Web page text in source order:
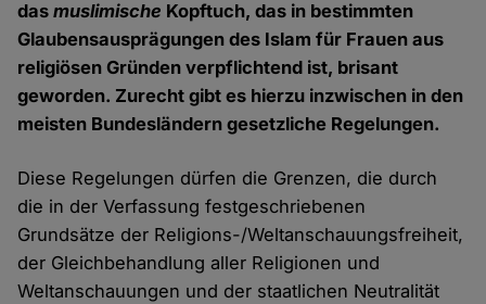
dasmuslimische Kopftuch, das in bestimmten
Glaubensausprägungen des Islam für Frauen aus
religiösen Gründen verpflichtend ist, brisant
geworden. Zurecht gibt es hierzu inzwischen in den
meisten Bundesländern gesetzliche Regelungen.
Diese Regelungen dürfen die Grenzen, die durch
die in der Verfassung festgeschriebenen
Grundsätze der Religions-/Weltanschauungsfreiheit,
der Gleichbehandlung aller Religionen und
Weltanschauungen und der staatlichen Neutralität